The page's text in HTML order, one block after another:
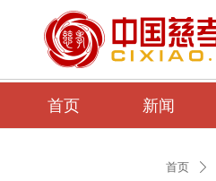
首页 新闻
首页 ꄲ